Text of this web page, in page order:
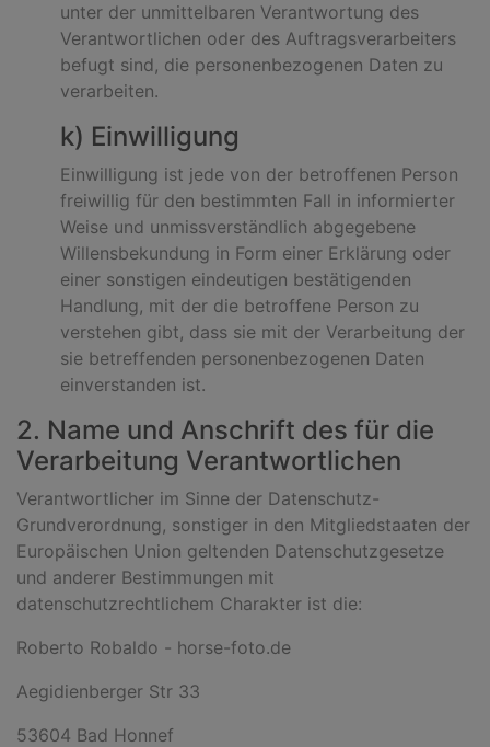
unter der unmittelbaren Verantwortung des
Verantwortlichen oder des Auftragsverarbeiters
befugt sind, die personenbezogenen Daten zu
verarbeiten.
k) Einwilligung
Einwilligung ist jede von der betroffenen Person
freiwillig für den bestimmten Fall in informierter
Weise und unmissverständlich abgegebene
Willensbekundung in Form einer Erklärung oder
einer sonstigen eindeutigen bestätigenden
Handlung, mit der die betroffene Person zu
verstehen gibt, dass sie mit der Verarbeitung der
sie betreffenden personenbezogenen Daten
einverstanden ist.
2. Name und Anschrift des für die
Verarbeitung Verantwortlichen
Verantwortlicher im Sinne der Datenschutz-
Grundverordnung, sonstiger in den Mitgliedstaaten der
Europäischen Union geltenden Datenschutzgesetze
und anderer Bestimmungen mit
datenschutzrechtlichem Charakter ist die:
Roberto Robaldo - horse-foto.de
Aegidienberger Str 33
53604 Bad Honnef